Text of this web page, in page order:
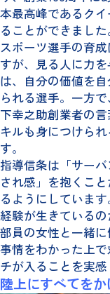
本最高峰であるク
ることができました
スポーツ選手の育
すが、見る人に力
は、自分の価値を
られる選手。一方
下幸之助創業者の
キルも身につけら
す。
指導信条は「サー
され感」を抱くこ
るようにしていま
経験が生きている
部員の女性と一緒
事情をわかった上
チが入ることを実感
陸上にすべてを